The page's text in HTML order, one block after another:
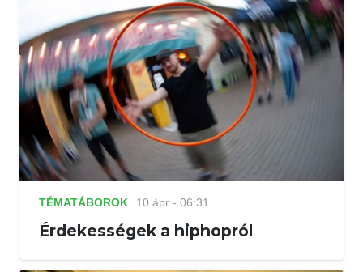
TÉMATÁBOROK 10 ápr - 06:31
Érdekességek a hiphopról